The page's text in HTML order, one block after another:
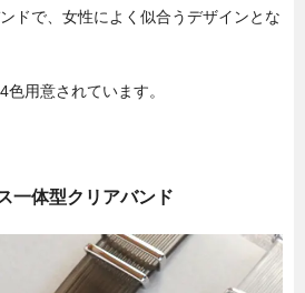
ドで、女性によく似合うデザインとな
用意されています。
一体型クリアバンド